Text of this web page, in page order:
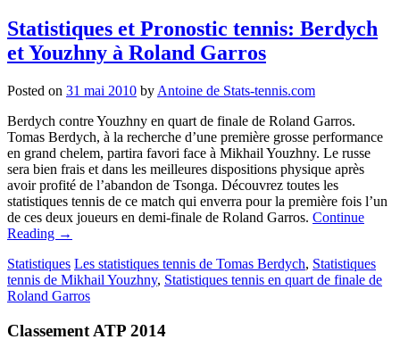
Statistiques et Pronostic tennis: Berdych
et Youzhny à Roland Garros
Posted on 31 mai 2010 by Antoine de Stats-tennis.com
Berdych contre Youzhny en quart de finale de Roland Garros.
Tomas Berdych, à la recherche d’une première grosse performance
en grand chelem, partira favori face à Mikhail Youzhny. Le russe
sera bien frais et dans les meilleures dispositions physique après
avoir profité de l’abandon de Tsonga. Découvrez toutes les
statistiques tennis de ce match qui enverra pour la première fois l’un
de ces deux joueurs en demi-finale de Roland Garros. Continue
Reading →
Statistiques Les statistiques tennis de Tomas Berdych, Statistiques
tennis de Mikhail Youzhny, Statistiques tennis en quart de finale de
Roland Garros
Classement ATP 2014